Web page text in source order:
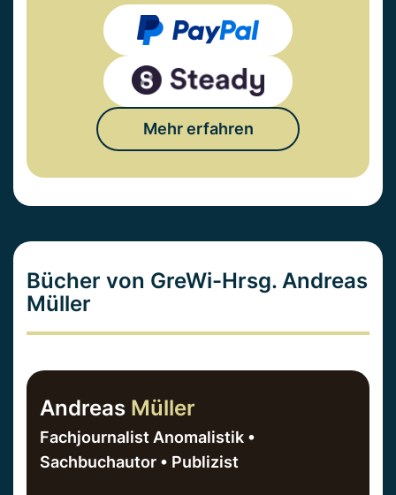
Mehr erfahren
Bücher von GreWi-Hrsg. Andreas
Müller
Andreas Müller
Fachjournalist Anomalistik •
Sachbuchautor • Publizist